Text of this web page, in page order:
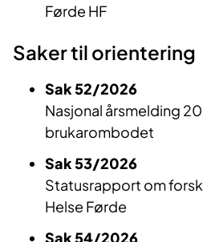
Førde HF
Saker til orientering
Sak 52/2026
Nasjonal årsmelding
brukarombodet
Sak 53/2026
Statusrapport om
Helse Førde
Sak 54/2026